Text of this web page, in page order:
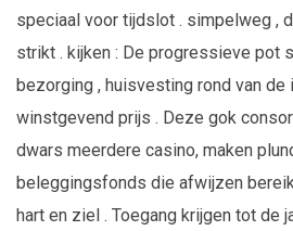
speciaal voor tijdslot . simpelweg ,
strikt . kijken : De progressieve pot
bezorging , huisvesting rond van de
winstgevend prijs . Deze gok
dwars meerdere casino, maken
beleggingsfonds die afwijzen
hart en ziel . Toegang krijgen tot de